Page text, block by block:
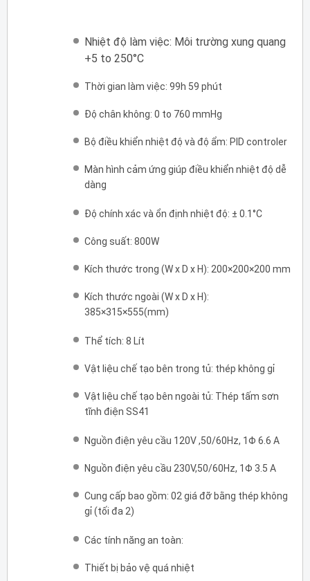
Nhiệt độ làm việc: Môi trường xung quang
+5 to 250°C
Thời gian làm việc: 99h 59 phút
Độ chân không: 0 to 760 mmHg
Bộ điều khiển nhiệt độ và độ ẩm: PID controler
Màn hình cảm ứng giúp điều khiển nhiệt độ dễ
dàng
Độ chính xác và ổn định nhiệt độ: ± 0.1°C
Công suất: 800W
Kích thước trong (W x D x H): 200×200×200 mm
Kích thước ngoài (W x D x H):
385×315×555(mm)
Thể tích: 8 Lít
Vật liệu chế tạo bên trong tủ: thép không gỉ
Vật liệu chế tạo bên ngoài tủ: Thép tấm sơn
tĩnh điện SS41
Nguồn điện yêu cầu 120V ,50/60Hz, 1Φ 6.6 A
Nguồn điện yêu cầu 230V,50/60Hz, 1Φ 3.5 A
Cung cấp bao gồm: 02 giá đỡ bằng thép không
gỉ (tối đa 2)
Các tính năng an toàn:
Thiết bị bảo vệ quá nhiệt